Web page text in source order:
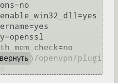
openvpn/plugi